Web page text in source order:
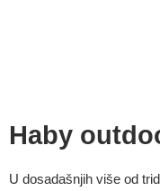
Haby
U dosadašnjih više od